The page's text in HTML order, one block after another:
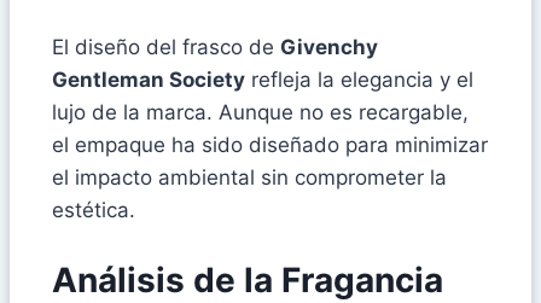
El diseño del frasco de Givenchy
Gentleman Society refleja la elegancia y el
lujo de la marca. Aunque no es recargable,
el empaque ha sido diseñado para minimizar
el impacto ambiental sin comprometer la
estética.
Análisis de la Fragancia